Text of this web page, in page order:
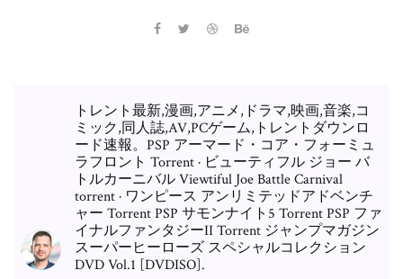
トレント最新,漫画,アニメ,ドラマ,映画,音楽,コ
ミック,同人誌,AV,PCゲーム,トレントダウンロ
ード速報。PSP アーマード・コア・フォーミュ
ラフロント Torrent · ビューティフル ジョー バ
トルカーニバル Viewtiful Joe Battle Carnival
torrent · ワンピース アンリミテッドアドベンチ
ャー Torrent PSP サモンナイト5 Torrent PSP ファ
イナルファンタジーII Torrent ジャンプマガジン
スーパーヒーローズ スペシャルコレクション
DVD Vol.1 [DVDISO].